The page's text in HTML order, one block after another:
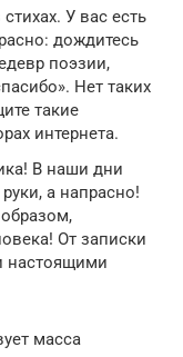
У вас есть
дождитесь
поэзии,
Нет таких
такие
интернета.
В наши дни
а напрасно!
От записки
настоящими
масса